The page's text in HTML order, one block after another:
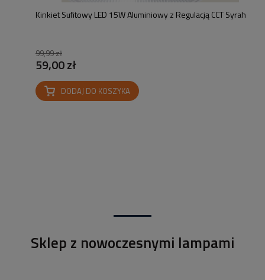
Kinkiet Sufitowy LED 15W Aluminiowy z Regulacją CCT Syrah
99,99 zł
59,00 zł
DODAJ DO KOSZYKA
Sklep z nowoczesnymi lampami